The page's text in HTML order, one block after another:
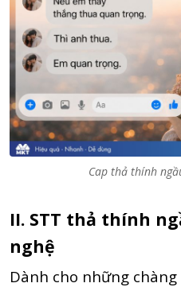
Cap thả thính
II. STT thả thính
nghệ
Dành cho những